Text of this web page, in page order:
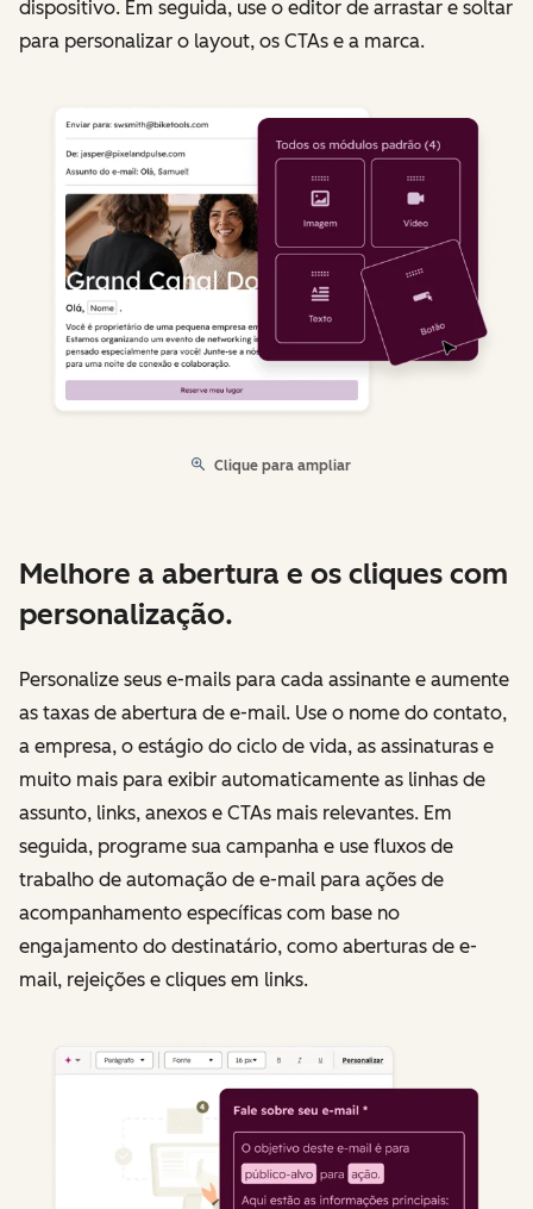
dispositivo. Em seguida, use o editor de arrastar e soltar
para personalizar o layout, os CTAs e a marca.
Clique para ampliar
Melhore a abertura e os cliques com
personalização.
Personalize seus e-mails para cada assinante e aumente
as taxas de abertura de e-mail. Use o nome do contato,
a empresa, o estágio do ciclo de vida, as assinaturas e
muito mais para exibir automaticamente as linhas de
assunto, links, anexos e CTAs mais relevantes. Em
seguida, programe sua campanha e use fluxos de
trabalho de automação de e-mail para ações de
acompanhamento específicas com base no
engajamento do destinatário, como aberturas de e-
mail, rejeições e cliques em links.